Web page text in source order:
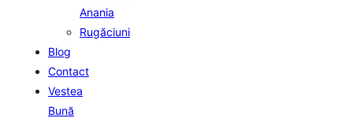
Anania
Rugăciuni
Blog
Contact
Vestea
Bună